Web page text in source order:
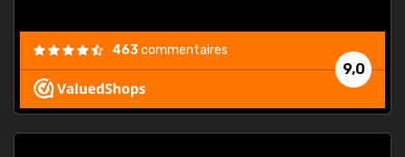
9,0
463commentaires